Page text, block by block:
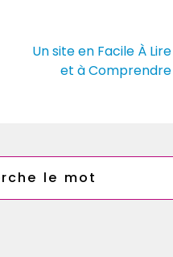
Un site en Facile À Lire
et à Comprendre